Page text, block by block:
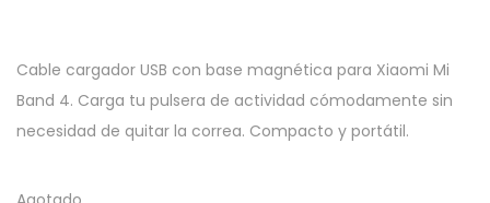
Cable cargador USB con base magnética para Xiaomi Mi
Band 4. Carga tu pulsera de actividad cómodamente sin
necesidad de quitar la correa. Compacto y portátil.